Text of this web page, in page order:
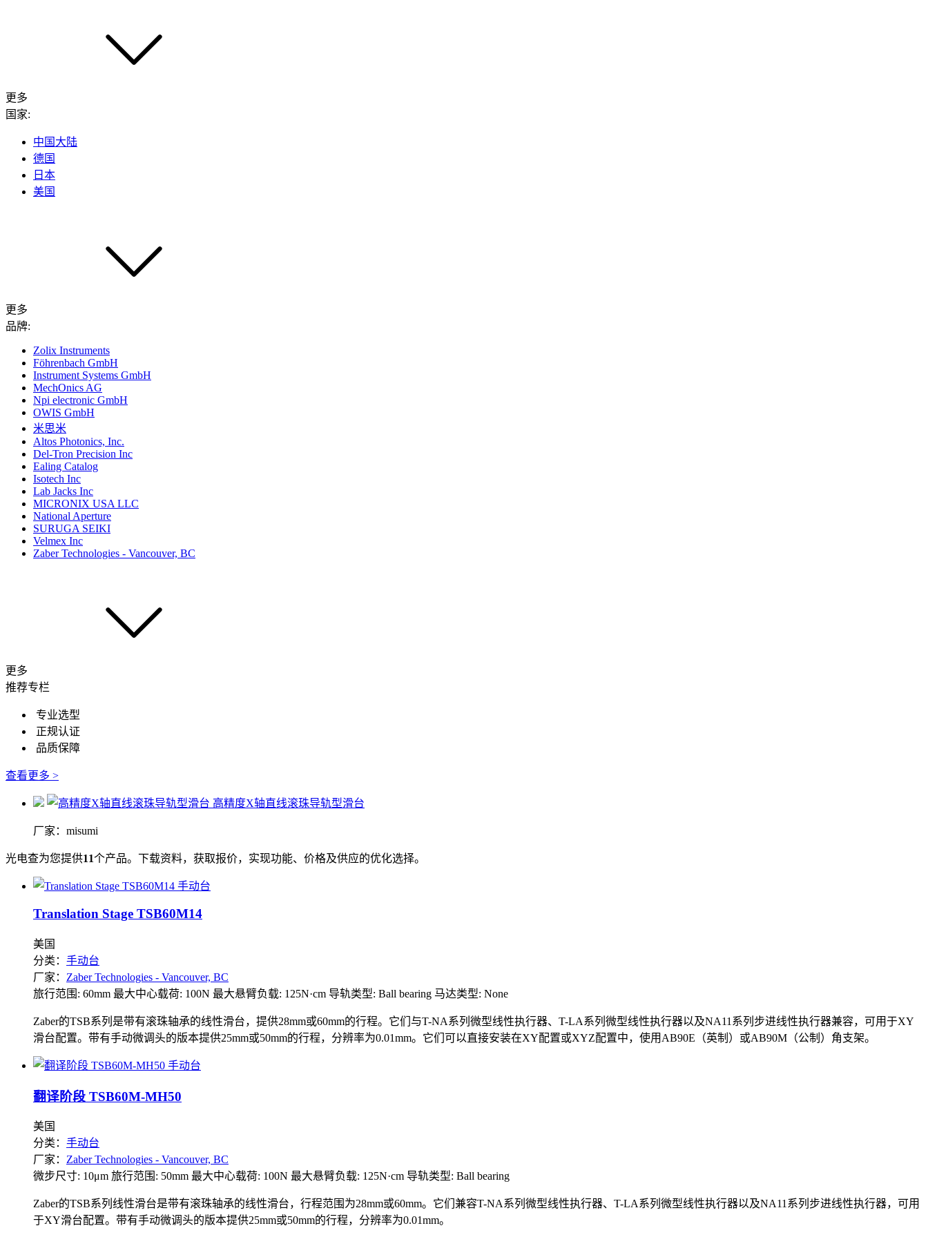
更多
国家:
中国大陆
德国
日本
美国
更多
品牌:
Zolix Instruments
Föhrenbach GmbH
Instrument Systems GmbH
MechOnics AG
Npi electronic GmbH
OWIS GmbH
米思米
Altos Photonics, Inc.
Del-Tron Precision Inc
Ealing Catalog
Isotech Inc
Lab Jacks Inc
MICRONIX USA LLC
National Aperture
SURUGA SEIKI
Velmex Inc
Zaber Technologies - Vancouver, BC
更多
推荐专栏
专业选型
正规认证
品质保障
查看更多 >
高精度X轴直线滚珠导轨型滑台
厂家：misumi
光电查为您提供11个产品。下载资料，获取报价，实现功能、价格及供应的优化选择。
Translation Stage TSB60M14
美国
分类： 手动台
厂家： Zaber Technologies - Vancouver, BC
旅行范围: 60mm 最大中心载荷: 100N 最大悬臂负载: 125N·cm 导轨类型: Ball bearing 马达类型: None
Zaber的TSB系列是带有滚珠轴承的线性滑台，提供28mm或60mm的行程。它们与T-NA系列微型线性执行器、T-LA系列微型线性执行器以及NA11系列步进线性执行器兼容，可用于XY
滑台配置。带有手动微调头的版本提供25mm或50mm的行程，分辨率为0.01mm。它们可以直接安装在XY配置或XYZ配置中，使用AB90E（英制）或AB90M（公制）角支架。
翻译阶段 TSB60M-MH50
美国
分类： 手动台
厂家： Zaber Technologies - Vancouver, BC
微步尺寸: 10μm 旅行范围: 50mm 最大中心载荷: 100N 最大悬臂负载: 125N·cm 导轨类型: Ball bearing
Zaber的TSB系列线性滑台是带有滚珠轴承的线性滑台，行程范围为28mm或60mm。它们兼容T-NA系列微型线性执行器、T-LA系列微型线性执行器以及NA11系列步进线性执行器，可用
于XY滑台配置。带有手动微调头的版本提供25mm或50mm的行程，分辨率为0.01mm。